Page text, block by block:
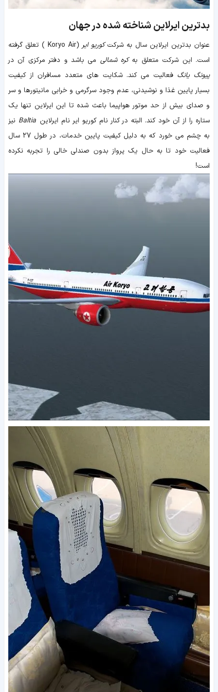
بدترین ایرلاین شناخته شده در جهان
عنوان بدترین ایرلاین سال به شرکتکوریو ایر (
Koryo Air
) تعلق گرفته
است. این شرکت متعلق بهکره شمالی می باشد و دفتر مرکزی آن در
پیونگ یانگ فعالیت می کند. شکایت های متعدد مسافران از کیفیت
بسیار پایین غذا و نوشیدنی، عدم وجود سرگرمی و خرابی مانیتورها و سر
و صدای بیش از حد موتور هواپیما باعث شده تا این ایرلاین تنها یک
ستاره را از آن خود کند. البته در کنار نام کوریو ایر نام ایرلاینBaltia نیز
به چشم می خورد که به دلیل کیفیت پایین خدمات، در طول 27 سال
فعالیت خود تا به حال یک پرواز بدون صندلی خالی را تجربه نکرده
است!